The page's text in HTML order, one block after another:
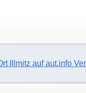
Illmitz auf aut.info